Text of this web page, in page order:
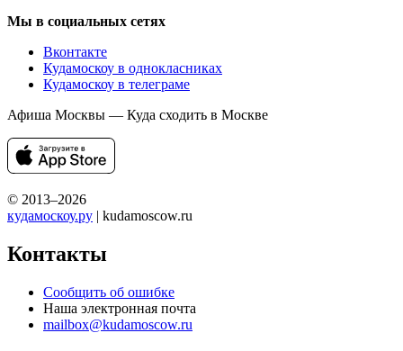
Мы в социальных сетях
Вконтакте
Кудамоскоу в однокласниках
Кудамоскоу в телеграме
Афиша Москвы — Куда сходить в Москве
© 2013–2026
кудамоскоу.ру | kudamoscow.ru
Контакты
Сообщить об ошибке
Наша электронная почта
mailbox@kudamoscow.ru